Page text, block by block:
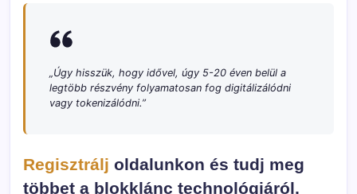
„Úgy hisszük, hogy idővel, úgy 5-20 éven belül a
legtöbb részvény folyamatosan fog digitálizálódni
vagy tokenizálódni.”
Regisztrálj oldalunkon és tudj meg
többet a blokklánc technológiáról,